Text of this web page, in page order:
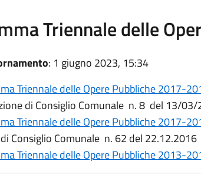
Triennale delle
: 1 giugno 2023, 15:34
Triennale delle Opere Pubbliche 2017-
di Consiglio Comunale n. 8 del 13/03/
Triennale delle Opere Pubbliche 2017-
Consiglio Comunale n. 62 del 22.12.2016
Triennale delle Opere Pubbliche 2013-